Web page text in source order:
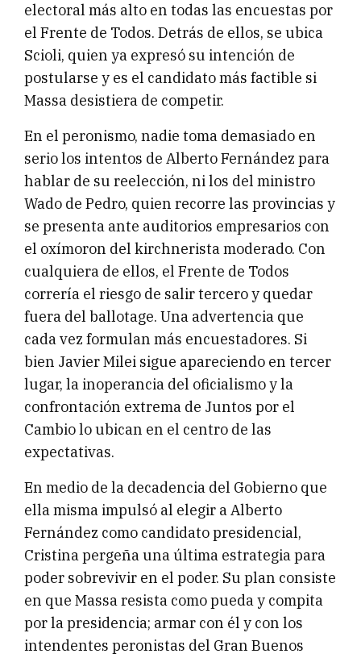
electoral más alto en todas las encuestas por
el Frente de Todos. Detrás de ellos, se ubica
Scioli, quien ya expresó su intención de
postularse y es el candidato más factible si
Massa desistiera de competir.
En el peronismo, nadie toma demasiado en
serio los intentos de Alberto Fernández para
hablar de su reelección, ni los del ministro
Wado de Pedro, quien recorre las provincias y
se presenta ante auditorios empresarios con
el oxímoron del kirchnerista moderado. Con
cualquiera de ellos, el Frente de Todos
correría el riesgo de salir tercero y quedar
fuera del ballotage. Una advertencia que
cada vez formulan más encuestadores. Si
bien Javier Milei sigue apareciendo en tercer
lugar, la inoperancia del oficialismo y la
confrontación extrema de Juntos por el
Cambio lo ubican en el centro de las
expectativas.
En medio de la decadencia del Gobierno que
ella misma impulsó al elegir a Alberto
Fernández como candidato presidencial,
Cristina pergeña una última estrategia para
poder sobrevivir en el poder. Su plan consiste
en que Massa resista como pueda y compita
por la presidencia; armar con él y con los
intendentes peronistas del Gran Buenos